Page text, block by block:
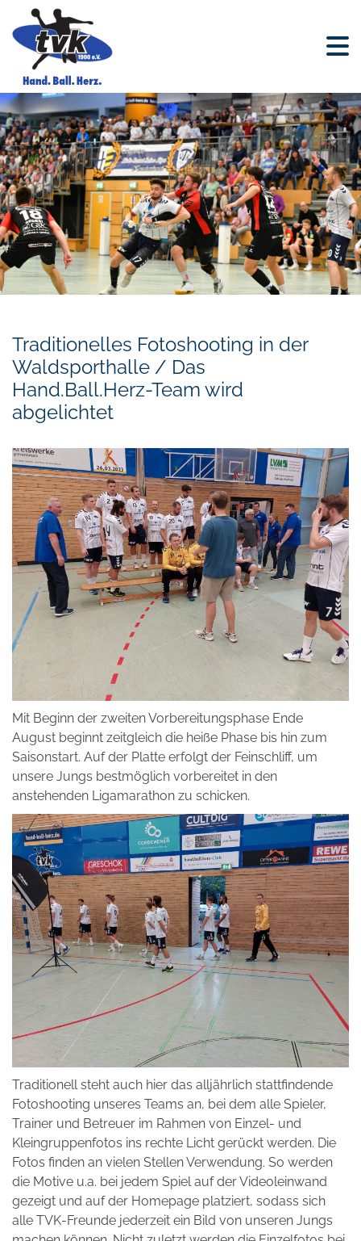
Traditionelles Fotoshooting in der
Waldsporthalle / Das
Hand.Ball.Herz-Team wird
abgelichtet
Mit Beginn der zweiten Vorbereitungsphase Ende
August beginnt zeitgleich die heiße Phase bis hin zum
Saisonstart. Auf der Platte erfolgt der Feinschliff, um
unsere Jungs bestmöglich vorbereitet in den
anstehenden Ligamarathon zu schicken.
Traditionell steht auch hier das alljährlich stattfindende
Fotoshooting unseres Teams an, bei dem alle Spieler,
Trainer und Betreuer im Rahmen von Einzel- und
Kleingruppenfotos ins rechte Licht gerückt werden. Die
Fotos finden an vielen Stellen Verwendung. So werden
die Motive u.a. bei jedem Spiel auf der Videoleinwand
gezeigt und auf der Homepage platziert, sodass sich
alle TVK-Freunde jederzeit ein Bild von unseren Jungs